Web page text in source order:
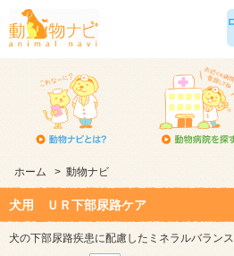
ホーム > 動物ナビ
犬用 ＵＲ下部尿路ケア
犬の下部尿路疾患に配慮したミネラルバランス